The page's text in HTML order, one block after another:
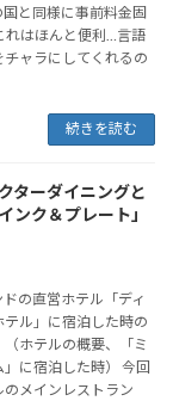
と同様に事前料金固
れはほんと便利…言語
ャラにしてくれるの
続きを読む
ターダイニングと
ンク＆プレート」
の直営ホテル「ディ
ル」に宿泊した時の
ホテルの概要、「ミ
に宿泊した時） 今回
メインレストラン